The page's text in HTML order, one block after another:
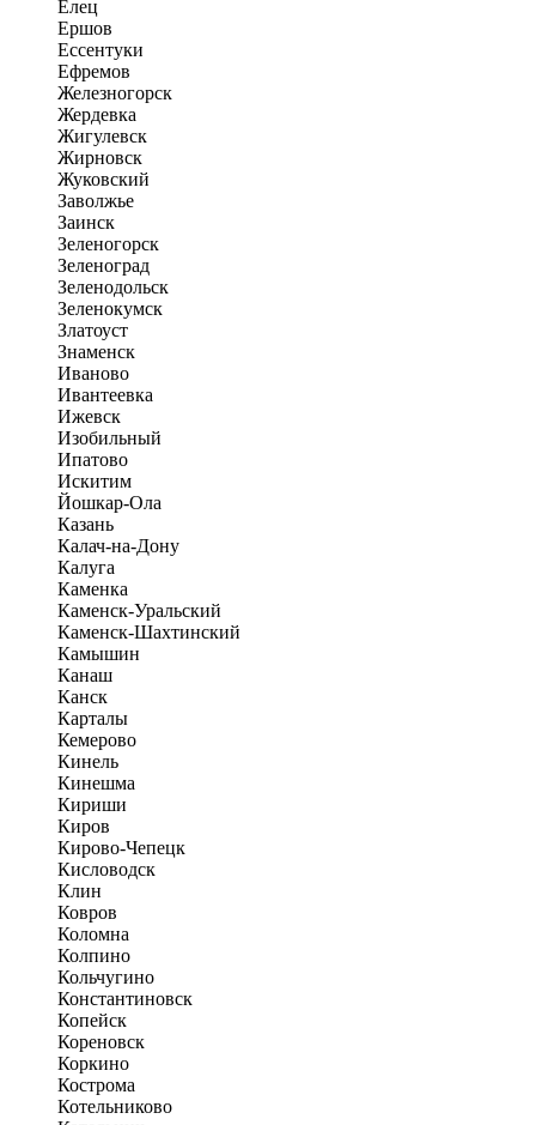
Елец
Ершов
Ессентуки
Ефремов
Железногорск
Жердевка
Жигулевск
Жирновск
Жуковский
Заволжье
Заинск
Зеленогорск
Зеленоград
Зеленодольск
Зеленокумск
Златоуст
Знаменск
Иваново
Ивантеевка
Ижевск
Изобильный
Ипатово
Искитим
Йошкар-Ола
Казань
Калач-на-Дону
Калуга
Каменка
Каменск-Уральский
Каменск-Шахтинский
Камышин
Канаш
Канск
Карталы
Кемерово
Кинель
Кинешма
Кириши
Киров
Кирово-Чепецк
Кисловодск
Клин
Ковров
Коломна
Колпино
Кольчугино
Константиновск
Копейск
Кореновск
Коркино
Кострома
Котельниково